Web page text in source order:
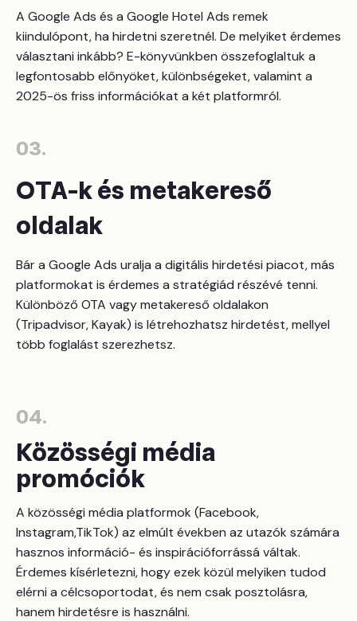
A Google Ads és a Google Hotel Ads remek
kiindulópont, ha hirdetni szeretnél. De melyiket érdemes
választani inkább? E-könyvünkben összefoglaltuk a
legfontosabb előnyöket, különbségeket, valamint a
2025-ös friss információkat a két platformról.
03.
OTA-k és metakereső
oldalak
Bár a Google Ads uralja a digitális hirdetési piacot, más
platformokat is érdemes a stratégiád részévé tenni.
Különböző OTA vagy metakereső oldalakon
(Tripadvisor, Kayak) is létrehozhatsz hirdetést, mellyel
több foglalást szerezhetsz.
04.
Közösségi média
promóciók
A közösségi média platformok (Facebook,
Instagram,TikTok) az elmúlt években az utazók számára
hasznos információ- és inspirációforrássá váltak.
Érdemes kísérletezni, hogy ezek közül melyiken tudod
elérni a célcsoportodat, és nem csak posztolásra,
hanem hirdetésre is használni.